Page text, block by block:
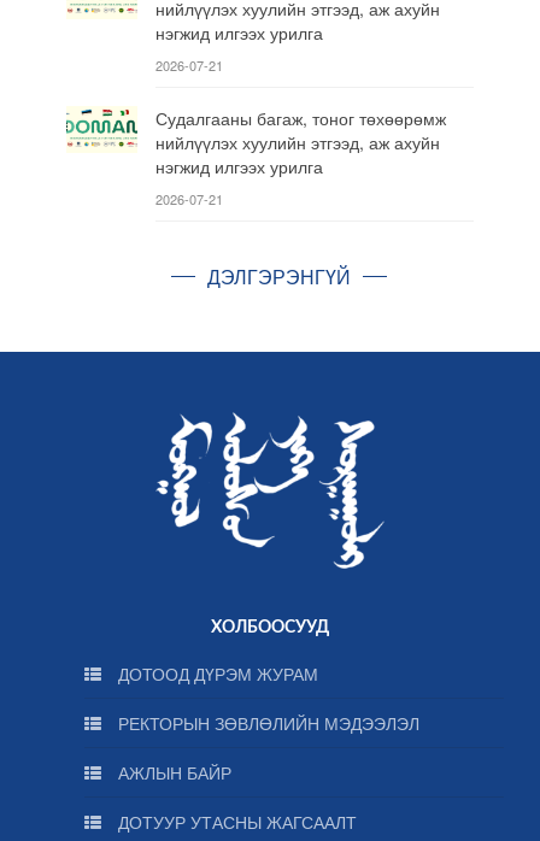
нийлүүлэх хуулийн этгээд, аж ахуйн
нэгжид илгээх урилга
2026-07-21
Судалгааны багаж, тоног төхөөрөмж
нийлүүлэх хуулийн этгээд, аж ахуйн
нэгжид илгээх урилга
2026-07-21
ДЭЛГЭРЭНГҮЙ
ХОЛБООСУУД
ДОТООД ДҮРЭМ ЖУРАМ
РЕКТОРЫН ЗӨВЛӨЛИЙН МЭДЭЭЛЭЛ
АЖЛЫН БАЙР
ДОТУУР УТАСНЫ ЖАГСААЛТ